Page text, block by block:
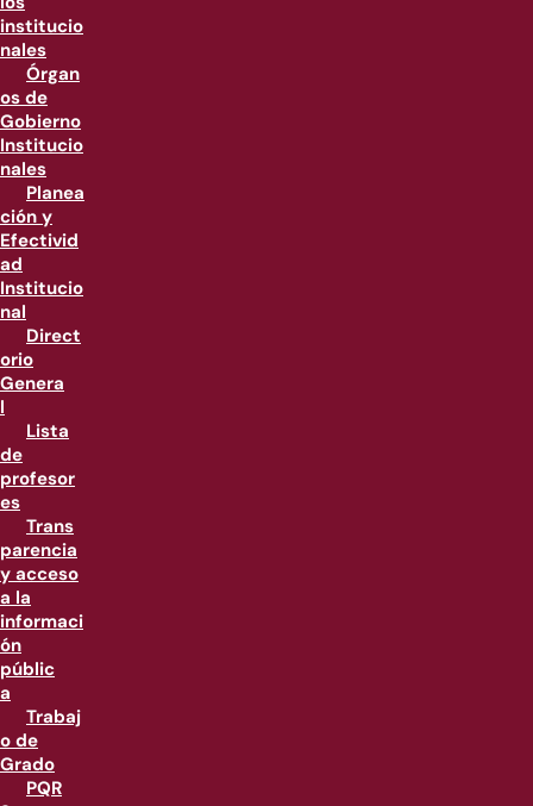
institucio
nales
Órgan
os de
Gobierno
Institucio
nales
Planea
ción y
Efectivid
ad
Institucio
nal
Direct
orio
Genera
l
Lista
de
profesor
es
Trans
parencia
y acceso
a la
informaci
ón
públic
a
Trabaj
o de
Grado
PQR